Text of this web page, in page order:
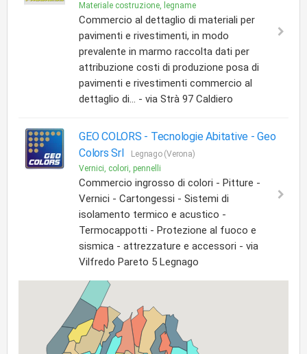
Materiale costruzione, legname
Commercio al dettaglio di materiali per
pavimenti e rivestimenti, in modo
prevalente in marmo raccolta dati per
attribuzione costi di produzione posa di
pavimenti e rivestimenti commercio al
dettaglio di... - via Strà 97 Caldiero
GEO COLORS - Tecnologie Abitative -Geo
Colors Srl
Legnago (Verona)
Vernici, colori, pennelli
Commercio ingrosso di colori - Pitture -
Vernici - Cartongessi - Sistemi di
isolamento termico e acustico -
Termocappotti - Protezione al fuoco e
sismica - attrezzature e accessori - via
Vilfredo Pareto 5 Legnago